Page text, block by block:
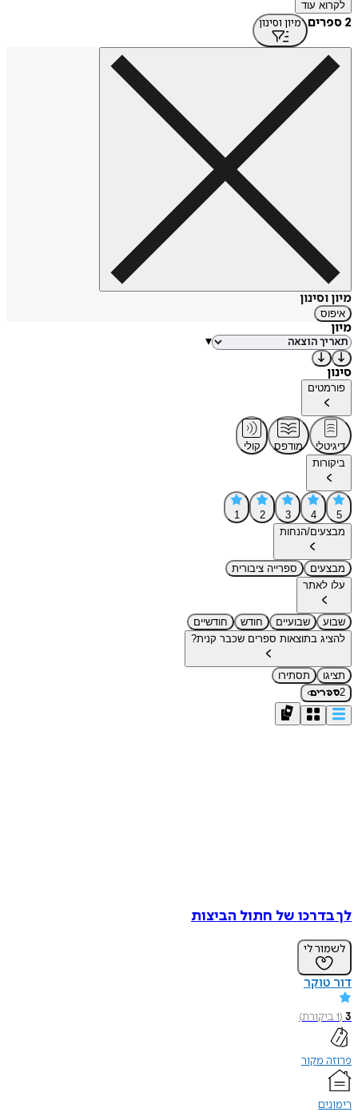
לקרוא עוד
2 ספרים מיון וסינון
מיון וסינון
איפוס
מיון
▾
סינון
פורמטים
דיגיטלי מודפס
קולי
ביקורות
5
4
3
2
1
מבצעים/הנחות
מבצעים
ספרייה ציבורית
עלו לאתר
שבוע שבועיים חודש
חודשיים
להציג בתוצאות ספרים שכבר קנית?
תציגו
תסתירו
2ספרים›
לך בדרכו של חתול הביצות
לשמור לי
דור טוקר
3
(
1ביקורת)
פרוזה מקור
רימונים